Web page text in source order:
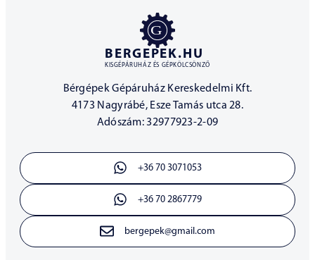
BERGEPEK.HU
KISGÉPÁRUHÁZ ÉS GÉPKÖLCSÖNZŐ
Bérgépek Gépáruház Kereskedelmi Kft.
4173 Nagyrábé, Esze Tamás utca 28.
Adószám: 32977923-2-09
+36 70 3071053
+36 70 2867779
bergepek@gmail.com